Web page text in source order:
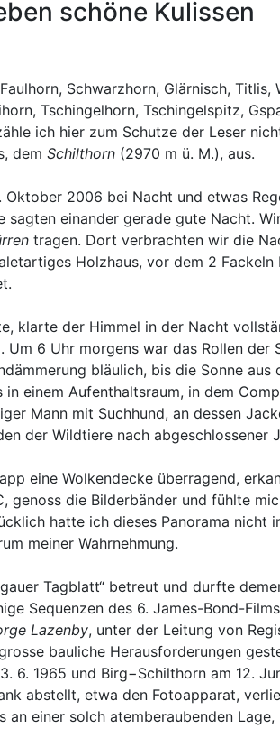
schöne Kulissen
Schwarzhorn, Glärnisch,
Tschingelhorn, Tschingelspitz,
ich hier zum Schutze der Leser
dem Schilthorn (2970 m ü. M.), aus.
2006 bei Nacht und etwas
einander gerade gute Nacht.
tragen. Dort verbrachten wir die
Holzhaus, vor dem 2
klarte der Himmel in der Nacht
6 Uhr morgens war das Rollen
bläulich, bis die Sonne
einem Aufenthaltsraum, in dem
Mann mit Suchhund, an dessen
der Wildtiere nach abgeschlossener
eine Wolkendecke überragend,
genoss die Bilderbänder und fühlte
hatte ich dieses Panorama nicht
meiner Wahrnehmung.
Tagblatt“ betreut und durfte
Sequenzen des 6. James-Bond-Films
Lazenby, unter der Leitung von
bauliche Herausforderungen
1965 und Birg−Schilthorn am 12.
abstellt, etwa den Fotoapparat,
einer solch atemberaubenden